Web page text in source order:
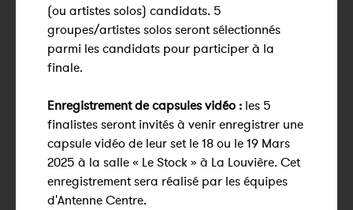
(ou artistes solos) candidats. 5
groupes/artistes solos seront sélectionnés
parmi les candidats pour participer à la
finale.
Enregistrement de capsules vidéo : les 5
finalistes seront invités à venir enregistrer une
capsule vidéo de leur set le 18 ou le 19 Mars
2025 à la salle « Le Stock » à La Louvière. Cet
enregistrement sera réalisé par les équipes
d'Antenne Centre.